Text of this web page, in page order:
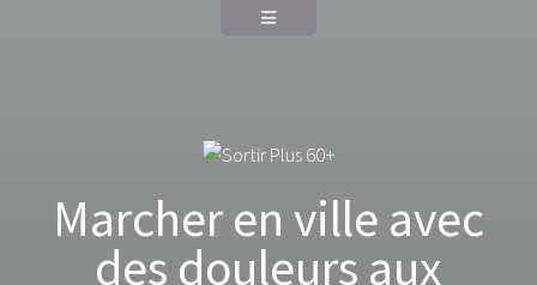
Marcher en ville avec
des douleurs aux